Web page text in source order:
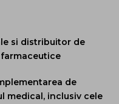
si distribuitor de
de
medical, inclusiv cele